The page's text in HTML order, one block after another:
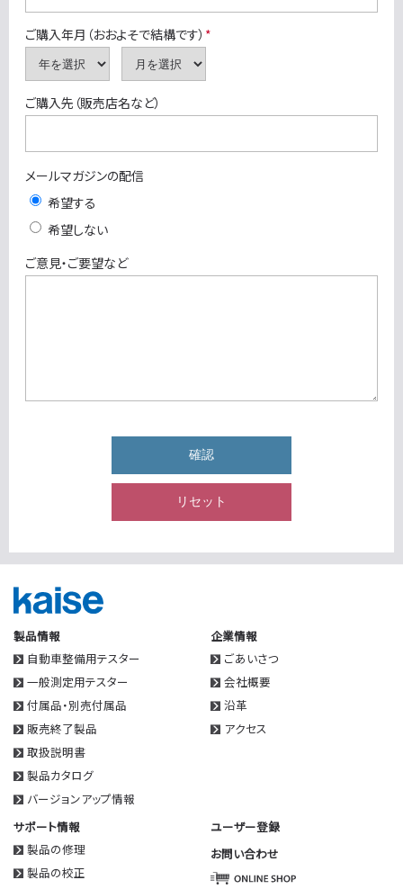
ご購入年月（おおよそで結構です） *
ご購入先（販売店名など）
メールマガジンの配信
希望する
希望しない
ご意見・ご要望など
確認
リセット
製品情報
自動車整備用テスター
一般測定用テスター
付属品・別売付属品
販売終了製品
取扱説明書
製品カタログ
バージョンアップ情報
企業情報
ごあいさつ
会社概要
沿革
アクセス
サポート情報
製品の修理
製品の校正
ユーザー登録
お問い合わせ